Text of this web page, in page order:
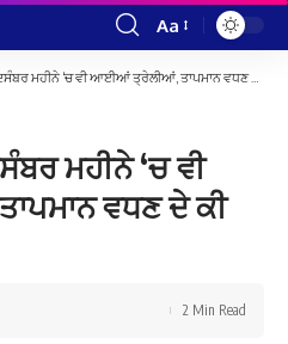
Font
Resizer
Aa
‘ਚ ਵੀ ਆਈਆਂ ਤ੍ਰੇਲੀਆਂ, ਤਾਪਮਾਨ ਵਧਣ ਦੇ ਕੀ ਹਨ ਕਾਰਨ
ਮਹੀਨੇ ‘ਚ ਵੀ
ਵਧਣ ਦੇ ਕੀ
2 Min Read